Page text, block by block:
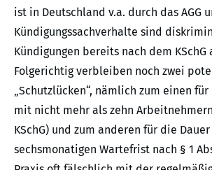
ist in Deutschland v.a. durch das AGG
Kündigungssachverhalte sind
Kündigungen bereits nach dem KSchG
Folgerichtig verbleiben noch zwei
„Schutzlücken“, nämlich zum einen
mit nicht mehr als zehn Arbeitnehmern
KSchG) und zum anderen für die
sechsmonatigen Wartefrist nach § 1